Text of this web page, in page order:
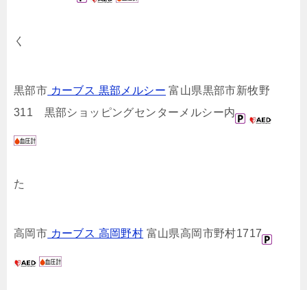
く
黒部市 カーブス 黒部メルシー 富山県黒部市新牧野
311 黒部ショッピングセンターメルシー内
た
高岡市 カーブス 高岡野村 富山県高岡市野村1717